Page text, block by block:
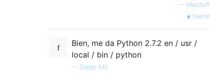
— Macduff
fuente
Bien, me da Python 2.7.2 en / usr /
local / bin / python
— Diego-MX